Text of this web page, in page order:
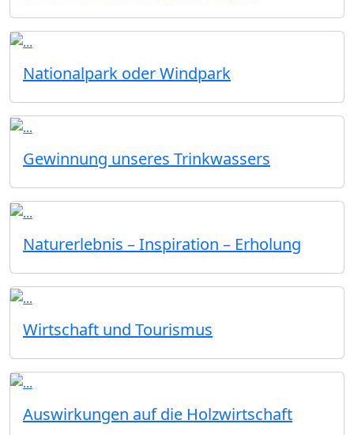
Nationalpark oder Windpark
Gewinnung unseres Trinkwassers
Naturerlebnis – Inspiration – Erholung
Wirtschaft und Tourismus
Auswirkungen auf die Holzwirtschaft